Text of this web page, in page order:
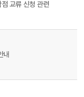
교류 신청 관련
내